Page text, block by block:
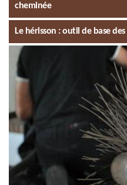
cheminée
Le hérisson : outil de base